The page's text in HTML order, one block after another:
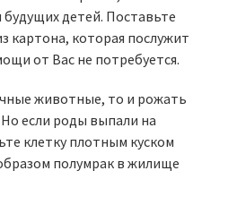
будущих детей. Поставьте
картона, которая послужит
от Вас не потребуется.
животные, то и рожать
если роды выпали на
клетку плотным куском
полумрак в жилище